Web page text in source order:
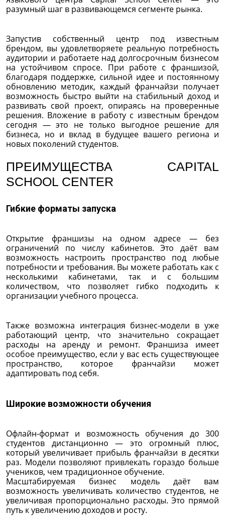
разумный шаг в развивающемся сегменте рынка.
Запустив собственный центр под известным
брендом, вы удовлетворяете реальную потребность
аудитории и работаете над долгосрочным бизнесом
на устойчивом спросе. При работе с франшизой,
благодаря поддержке, сильной идее и постоянному
обновлению методик, каждый франчайзи получает
возможность быстро выйти на стабильный доход и
развивать свой проект, опираясь на проверенные
решения. Вложение в работу с известным брендом
сегодня — это не только выгодное решение для
бизнеса, но и вклад в будущее вашего региона и
новых поколений студентов.
ПРЕИМУЩЕСТВА CAPITAL
SCHOOL CENTER
Гибкие форматы запуска
Открытие франшизы на одном адресе — без
ограничений по числу кабинетов. Это даёт вам
возможность настроить пространство под любые
потребности и требования. Вы можете работать как с
несколькими кабинетами, так и с большим
количеством, что позволяет гибко подходить к
организации учебного процесса.
Также возможна интеграция бизнес-модели в уже
работающий центр, что значительно сокращает
расходы на аренду и ремонт. Франшиза имеет
особое преимущество, если у вас есть существующее
пространство, которое франчайзи может
адаптировать под себя.
Широкие возможности обучения
Офлайн-формат и возможность обучения до 300
студентов дистанционно — это огромный плюс,
который увеличивает прибыль франчайзи в десятки
раз. Модели позволяют привлекать гораздо больше
учеников, чем традиционное обучение.
Масштабируемая бизнес модель даёт вам
возможность увеличивать количество студентов, не
увеличивая пропорционально расходы. Это прямой
путь к увеличению доходов и росту.